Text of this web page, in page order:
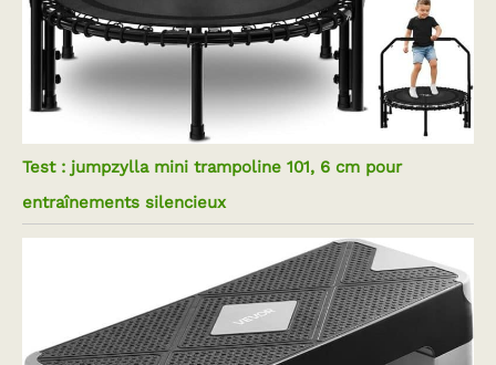
Test : jumpzylla mini trampoline 101, 6 cm pour
entraînements silencieux